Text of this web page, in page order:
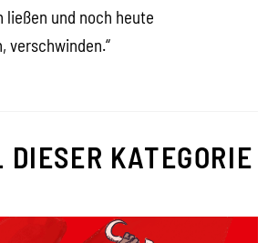
ließen und noch heute
verschwinden.“
KATEGORIE